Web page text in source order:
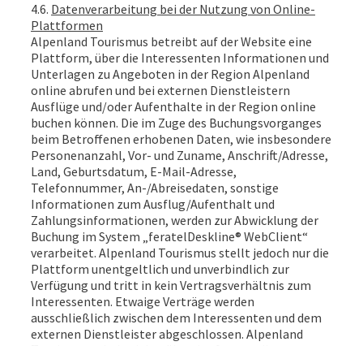
4.6. Datenverarbeitung bei der Nutzung von Online-
Plattformen
Alpenland Tourismus betreibt auf der Website eine
Plattform, über die Interessenten Informationen und
Unterlagen zu Angeboten in der Region Alpenland
online abrufen und bei externen Dienstleistern
Ausflüge und/oder Aufenthalte in der Region online
buchen können. Die im Zuge des Buchungsvorganges
beim Betroffenen erhobenen Daten, wie insbesondere
Personenanzahl, Vor- und Zuname, Anschrift/Adresse,
Land, Geburtsdatum, E-Mail-Adresse,
Telefonnummer, An-/Abreisedaten, sonstige
Informationen zum Ausflug/Aufenthalt und
Zahlungsinformationen, werden zur Abwicklung der
Buchung im System „feratelDeskline® WebClient“
verarbeitet. Alpenland Tourismus stellt jedoch nur die
Plattform unentgeltlich und unverbindlich zur
Verfügung und tritt in kein Vertragsverhältnis zum
Interessenten. Etwaige Verträge werden
ausschließlich zwischen dem Interessenten und dem
externen Dienstleister abgeschlossen. Alpenland